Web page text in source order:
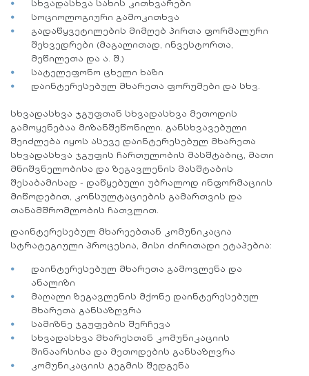
სხვადასხვა სახის კითხვარები
სოციოლოგიური გამოკითხვა
გადაწყვეტილების მიმღებ პირთა ფორმალური
შეხვედრები (მაგალითად, ინვესტორთა,
მეწილეთა და ა. შ.)
სატელეფონო ცხელი ხაზი
დაინტერესებულ მხარეთა ფორუმები და სხვ.
სხვადასხვა ჯგუფთან სხვადასხვა მეთოდის
გამოყენებაა მიზანშეწონილი. განსხვავებული
შეიძლება იყოს ასევე დაინტერესებულ მხარეთა
სხვადასხვა ჯგუფის ჩართულობის მასშტაბიც, მათი
მნიშვნელობისა და ზეგავლენის მასშტაბის
შესაბამისად - დაწყებული უბრალოდ ინფორმაციის
მიწოდებით, კონსულტაციების გამართვის და
თანამშრომლობის ჩათვლით.
დაინტერესებულ მხარეებთან კომუნიკაცია
სტრატეგიული პროცესია, მისი ძირითადი ეტაპებია:
დაინტერესებულ მხარეთა გამოვლენა და
ანალიზი
მაღალი ზეგავლენის მქონე დაინტერესებულ
მხარეთა განსაზღვრა
სამიზნე ჯგუფების შერჩევა
სხვადასხვა მხარესთან კომუნიკაციის
შინაარსისა და მეთოდების განსაზღვრა
კომუნიკაციის გეგმის შედგენა